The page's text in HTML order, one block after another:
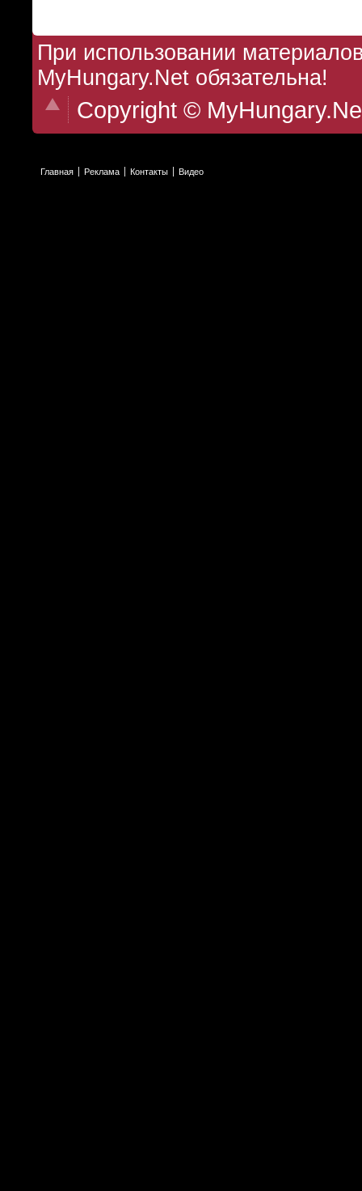
При использовании
MyHungary.Net обязательна!
Copyright ©
Главная Реклама Контакты Видео